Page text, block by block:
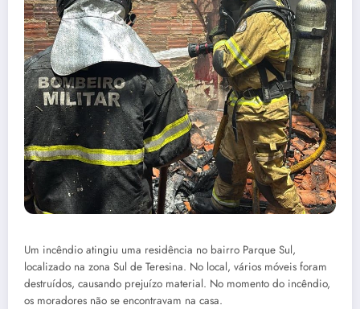
Um incêndio atingiu uma residência no bairro Parque Sul,
localizado na zona Sul de Teresina. No local, vários móveis foram
destruídos, causando prejuízo material. No momento do incêndio,
os moradores não se encontravam na casa.